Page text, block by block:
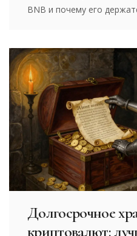
BNB и почему его
Долгосрочное
криптовалют: